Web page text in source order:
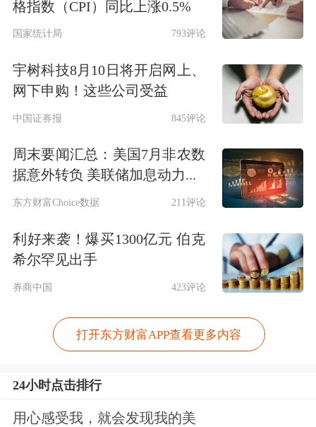
国发稿，光伏指数整体涨幅接近2%。
就被不少大单拉升至20cm涨停；紧跟
其后，文科股份、
双良节能
也直线拉升
涨停，目前涨幅仍超过15%。大全能
源、阳光电源、
爱旭股份、 固德威、晶
盛机电、
杉杉股份等光伏概念股也有拉
升动作。
《2025年度多晶硅行业专项节能监察任
务清单的通知》。通知要求，各地工业
和信息化主管部门按照《工业和信息化
部办公厅关于组织开展2025年度工业节
格指数（CPI）同比上涨0.5%
国家统计局 793评论
宇树科技8月10日将开启网上、
网下申购！这些公司受益
中国证券报 845评论
周末要闻汇总：美国7月非农数
据意外转负 美联储加息动力...
东方财富Choice数据 211评论
利好来袭！爆买1300亿元 伯克
希尔罕见出手
券商中国 423评论
打开东方财富APP查看更多内容
24小时点击排行
用心感受我，就会发现我的美